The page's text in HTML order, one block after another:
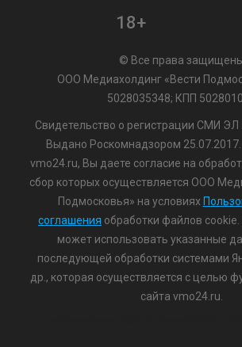
18+
© Все права
ООО Медиахолдинг «Вести
5028035348; КПП
Свидетельство о регистрации СМИ ЭЛ
Выдано Роскомнадзором
vmo24.ru, Вы даете согласие на
сбор которых осуществляется ООО
Подмосковья» на условиях
соглашения обработки файлов
может использовать указанные
последующей обработки системами
др., которая осуществляется с целью
сайта vmo24.ru.